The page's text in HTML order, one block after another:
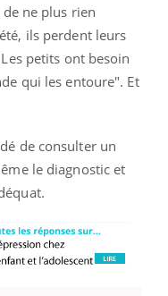
ne plus rien
ils perdent leurs
petits ont besoin
qui les entoure". Et
de consulter un
le diagnostic et